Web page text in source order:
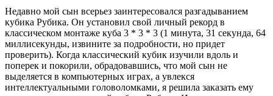
Недавно мой сын всерьез заинтересовался разгадыванием
кубика Рубика. Он установил свой личный рекорд в
классическом монтаже куба 3 * 3 * 3 (1 минута, 31 секунда, 64
миллисекунды, извините за подробности, но придет
проверить). Когда классический кубик изучили вдоль и
поперек и покорили, обрадовавшись, что мой сын не
выделяется в компьютерных играх, а увлекся
интеллектуальными головоломками, я решила заказать ему